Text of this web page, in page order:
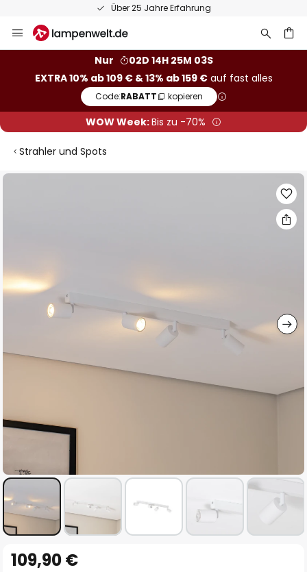
Über 25 Jahre Erfahrung
Inhalt
Nur
02D 14H 25M 02S
EXTRA 10% ab 109 € & 13% ab 159 €auf fast alles
Code:RABATT kopieren
WOW Week:Bis zu -70%
Strahler und Spots
Zum
Anfang
109,90 €